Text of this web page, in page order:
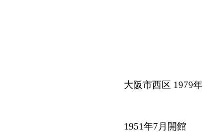
大阪市西区 1979年
1951年7月開館